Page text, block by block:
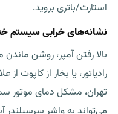
استارت/باتری بروید.
نشانه‌های خرابی سیستم
بالا رفتن آمپر، روشن
رادیاتور، یا بخار از کاپوت
تهران، مشکل دمای موتور